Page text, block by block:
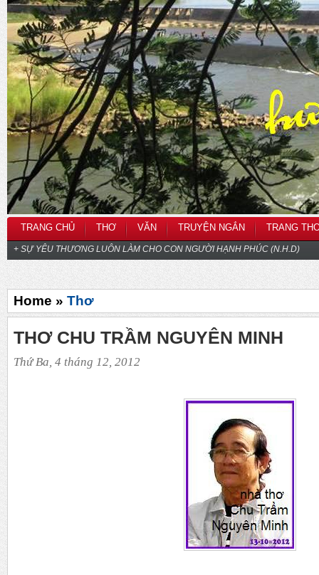
TRANG CHỦ THƠ VĂN TRUYỆN NGẮN TRANG
+ SỰ YÊU THƯƠNG LUÔN LÀM CHO CON NGƯỜI HẠNH PHÚC (N.H.D)
Home » Thơ
THƠ CHU TRẦM NGUYÊN MINH
Thứ Ba, 4 tháng 12, 2012